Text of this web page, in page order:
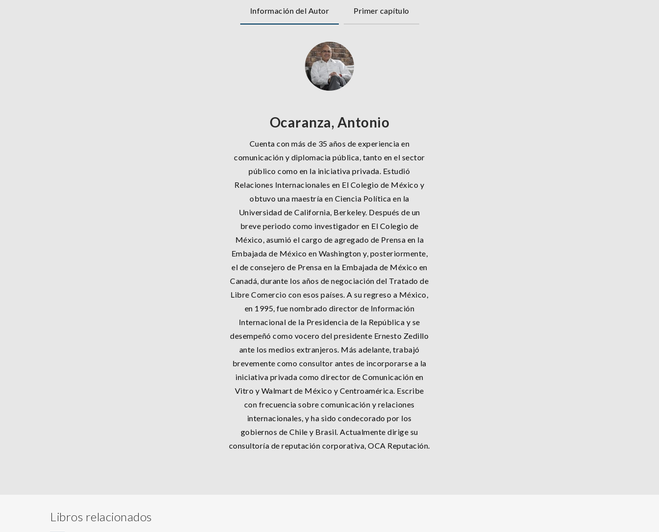
Información del Autor Primer capítulo
Ocaranza, Antonio
Cuenta con más de 35 años de experiencia en
comunicación y diplomacia pública, tanto en el sector
público como en la iniciativa privada. Estudió
Relaciones Internacionales en El Colegio de México y
obtuvo una maestría en Ciencia Política en la
Universidad de California, Berkeley. Después de un
breve periodo como investigador en El Colegio de
México, asumió el cargo de agregado de Prensa en la
Embajada de México en Washington y, posteriormente,
el de consejero de Prensa en la Embajada de México en
Canadá, durante los años de negociación del Tratado de
Libre Comercio con esos países. A su regreso a México,
en 1995, fue nombrado director de Información
Internacional de la Presidencia de la República y se
desempeñó como vocero del presidente Ernesto Zedillo
ante los medios extranjeros. Más adelante, trabajó
brevemente como consultor antes de incorporarse a la
iniciativa privada como director de Comunicación en
Vitro y Walmart de México y Centroamérica. Escribe
con frecuencia sobre comunicación y relaciones
internacionales, y ha sido condecorado por los
gobiernos de Chile y Brasil. Actualmente dirige su
consultoría de reputación corporativa, OCA Reputación.
Libros relacionados